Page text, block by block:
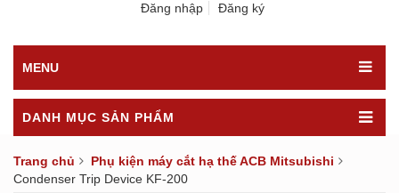
Đăng nhập Đăng ký
MENU
DANH MỤC SẢN PHẨM
Trang chủ
Phụ kiện máy cắt hạ thế ACB Mitsubishi
Condenser Trip Device KF-200